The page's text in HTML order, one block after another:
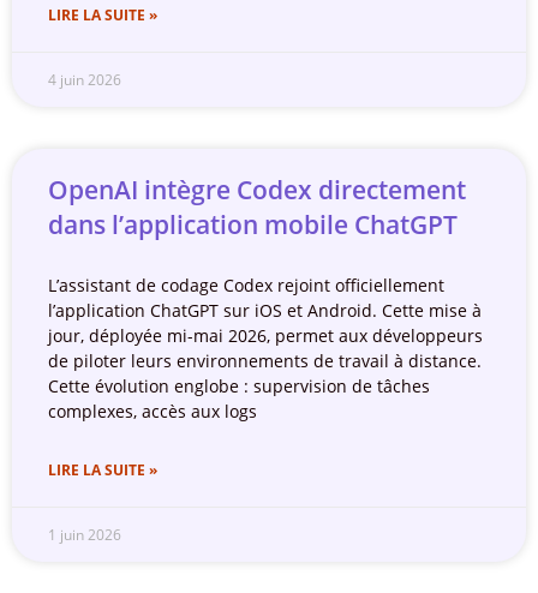
LIRE LA SUITE »
4 juin 2026
OpenAI intègre Codex directement
dans l’application mobile ChatGPT
L’assistant de codage Codex rejoint officiellement
l’application ChatGPT sur iOS et Android. Cette mise à
jour, déployée mi-mai 2026, permet aux développeurs
de piloter leurs environnements de travail à distance.
Cette évolution englobe : supervision de tâches
complexes, accès aux logs
LIRE LA SUITE »
1 juin 2026